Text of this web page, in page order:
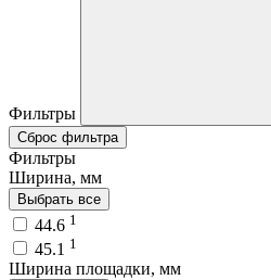
Фильтры
Сброс фильтра
Фильтры
Ширина, мм
Выбрать все
44.6 1
45.1 1
Ширина площадки, мм